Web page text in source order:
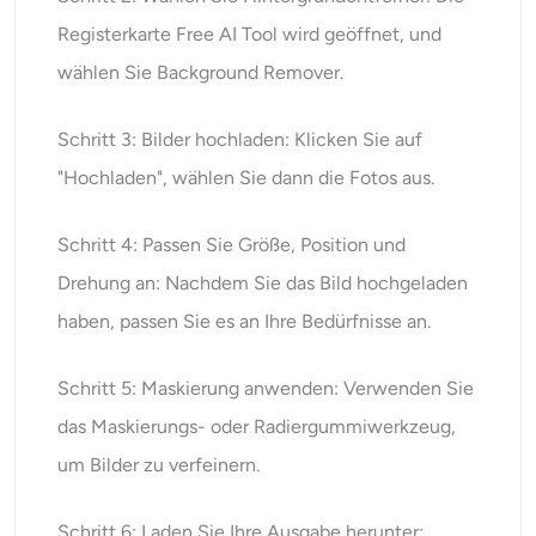
Registerkarte Free AI Tool wird geöffnet, und
wählen Sie Background Remover.
Schritt 3: Bilder hochladen: Klicken Sie auf
"Hochladen", wählen Sie dann die Fotos aus.
Schritt 4: Passen Sie Größe, Position und
Drehung an: Nachdem Sie das Bild hochgeladen
haben, passen Sie es an Ihre Bedürfnisse an.
Schritt 5: Maskierung anwenden: Verwenden Sie
das Maskierungs- oder Radiergummiwerkzeug,
um Bilder zu verfeinern.
Schritt 6: Laden Sie Ihre Ausgabe herunter: